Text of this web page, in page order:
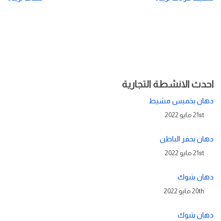
احدث الانشطة التجارية
دهان بخميس مشيط
21st مايو 2022
دهان بحفر الباطن
21st مايو 2022
دهان بتبوك
20th مايو 2022
دهان بتبوك